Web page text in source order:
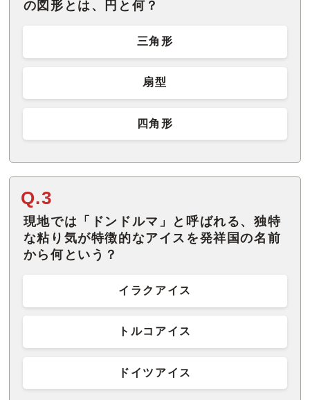
の図形とは、円と何？
三角形
扇型
四角形
Q.3
現地では「ドンドルマ」と呼ばれる、独特
な粘り気が特徴的なアイスを発祥国の名前
から何という？
イラクアイス
トルコアイス
ドイツアイス